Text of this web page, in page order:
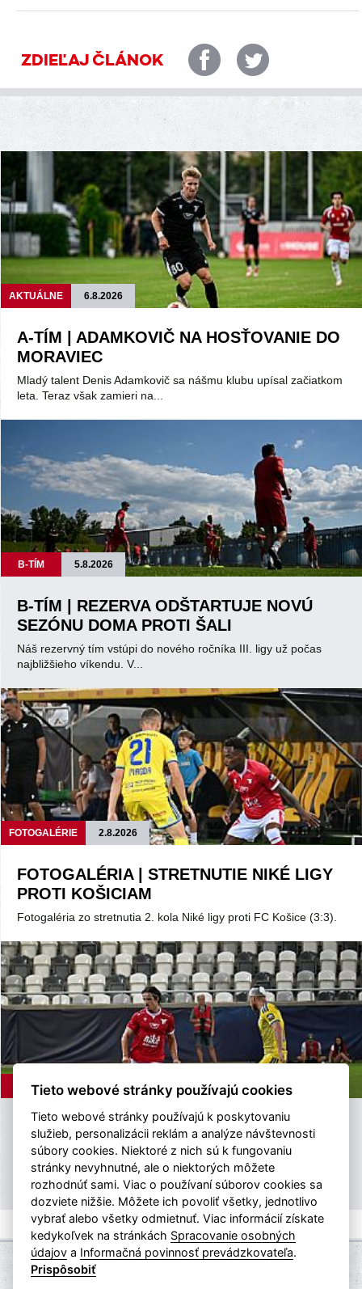
ZDIEĽAJ ČLÁNOK
AKTUÁLNE 6.8.2026
A-TÍM | ADAMKOVIČ NA HOSŤOVANIE DO
MORAVIEC
Mladý talent Denis Adamkovič sa nášmu klubu upísal začiatkom
leta. Teraz však zamieri na...
B-TÍM 5.8.2026
B-TÍM | REZERVA ODŠTARTUJE NOVÚ
SEZÓNU DOMA PROTI ŠALI
Náš rezervný tím vstúpi do nového ročníka III. ligy už počas
najbližšieho víkendu. V...
FOTOGALÉRIE 2.8.2026
FOTOGALÉRIA | STRETNUTIE NIKÉ LIGY
PROTI KOŠICIAM
Fotogaléria zo stretnutia 2. kola Niké ligy proti FC Košice (3:3).
ASTV 2.8.2026
ASTV | ZOSTRIH ZO ZÁPASU 2. KOLA
NIKÉ LIGY PROTI FC KOŠICE
ASTV vám prináša zostrih zo zápasu 2. kola Niké ligy proti FC
Košice (3:3).
© 2026 eSports, s.r.o. -
Tieto webové stránky používajú cookies
Tieto webové stránky používajú k poskytovaniu
služieb, personalizácii reklám a analýze návštevnosti
súbory cookies. Niektoré z nich sú k fungovaniu
stránky nevyhnutné, ale o niektorých môžete
rozhodnúť sami. Viac o používaní súborov cookies sa
dozviete nižšie. Môžete ich povoliť všetky, jednotlivo
vybrať alebo všetky odmietnuť. Viac informácií získate
kedykoľvek na stránkách Spracovanie osobných
údajov a Informačná povinnosť prevádzkovateľa.
Prispôsobiť